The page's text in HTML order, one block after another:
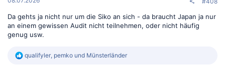
Da gehts ja nicht nur um die Siko an sich - da braucht Japan ja nur
an einem gewissen Audit nicht teilnehmen, oder nicht häufig
genug usw.
R
qualifyler, pemko und Münsterländer